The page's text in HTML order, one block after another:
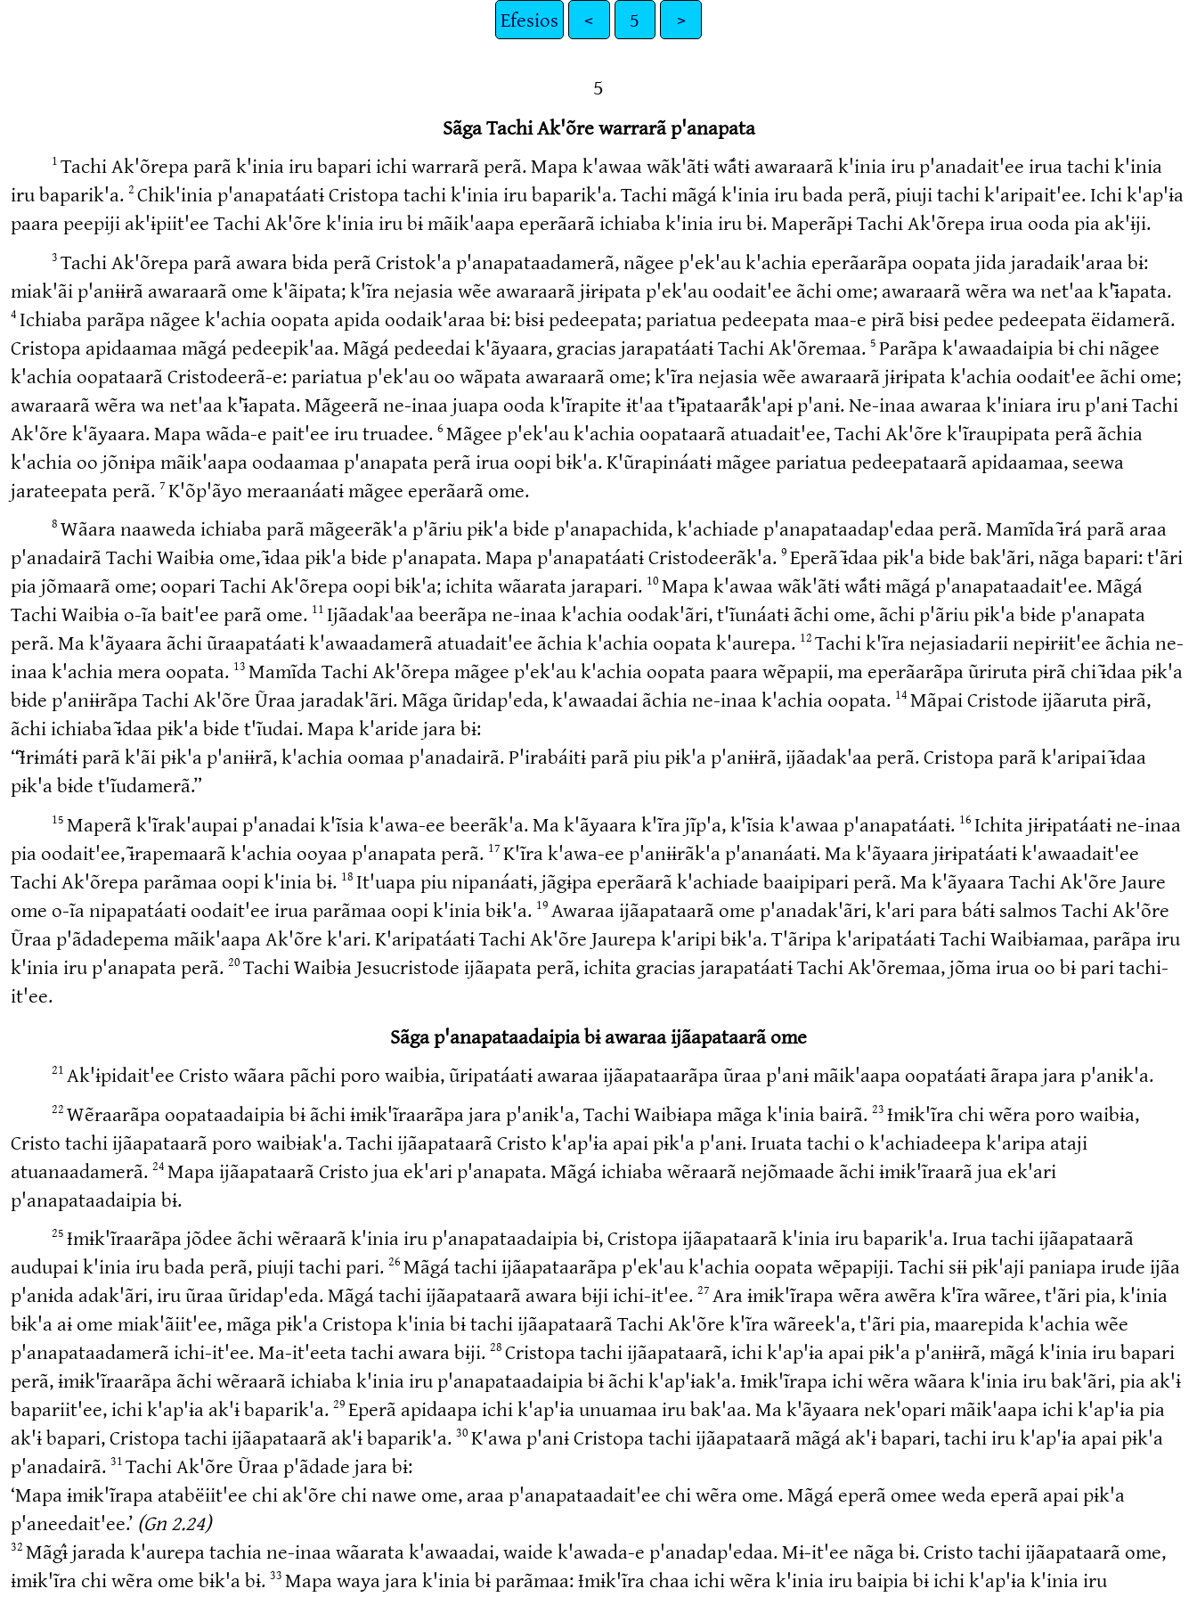
Efesios < 5 >
5
Sãga Tachi Ak'õre warrarã p'anapata
1 Tachi Ak'õrepa parã k'inia iru bapari ichi warrarã perã. Mapa k'awaa wãk'ãtɨ wã́tɨ awaraarã k'inia iru p'anadait'ee irua tachi k'inia
iru baparik'a. 2 Chik'inia p'anapatáatɨ Cristopa tachi k'inia iru baparik'a. Tachi mãgá k'inia iru bada perã, piuji tachi k'aripait'ee. Ichi k'ap'ɨa
paara peepiji ak'ɨpiit'ee Tachi Ak'õre k'inia iru bɨ mãik'aapa eperãarã ichiaba k'inia iru bɨ. Maperãpɨ Tachi Ak'õrepa irua ooda pia ak'ɨji.
3 Tachi Ak'õrepa parã awara bɨda perã Cristok'a p'anapataadamerã, nãgee p'ek'au k'achia eperãarãpa oopata jida jaradaik'araa bɨ:
miak'ãi p'anɨɨrã awaraarã ome k'ãipata; k'ĩra nejasia wẽe awaraarã jɨrɨpata p'ek'au oodait'ee ãchi ome; awaraarã wẽra wa net'aa k'ɨ̃apata.
4 Ichiaba parãpa nãgee k'achia oopata apida oodaik'araa bɨ: bɨsɨ pedeepata; pariatua pedeepata maa-e pɨrã bɨsɨ pedee pedeepata ëidamerã.
Cristopa apidaamaa mãgá pedeepik'aa. Mãgá pedeedai k'ãyaara, gracias jarapatáatɨ Tachi Ak'õremaa. 5 Parãpa k'awaadaipia bɨ chi nãgee
k'achia oopataarã Cristodeerã-e: pariatua p'ek'au oo wãpata awaraarã ome; k'ĩra nejasia wẽe awaraarã jɨrɨpata k'achia oodait'ee ãchi ome;
awaraarã wẽra wa net'aa k'ɨ̃apata. Mãgeerã ne-inaa juapa ooda k'ĩrapite ɨt'aa t'ɨ̃pataarã́k'apɨ p'anɨ. Ne-inaa awaraa k'iniara iru p'anɨ Tachi
Ak'õre k'ãyaara. Mapa wãda-e pait'ee iru truadee. 6 Mãgee p'ek'au k'achia oopataarã atuadait'ee, Tachi Ak'õre k'ĩraupipata perã ãchia
k'achia oo jõnɨpa mãik'aapa oodaamaa p'anapata perã irua oopi bɨk'a. K'ũrapináatɨ mãgee pariatua pedeepataarã apidaamaa, seewa
jarateepata perã. 7 K'õp'ãyo meraanáatɨ mãgee eperãarã ome.
8 Wãara naaweda ichiaba parã mãgeerãk'a p'ãriu pɨk'a bɨde p'anapachida, k'achiade p'anapataadap'edaa perã. Mamĩda ɨ̃rá parã araa
p'anadairã Tachi Waibɨa ome, ɨ̃daa pɨk'a bɨde p'anapata. Mapa p'anapatáatɨ Cristodeerãk'a. 9 Eperã ɨ̃daa pɨk'a bɨde bak'ãri, nãga bapari: t'ãri
pia jõmaarã ome; oopari Tachi Ak'õrepa oopi bɨk'a; ichita wãarata jarapari. 10 Mapa k'awaa wãk'ãtɨ wã́tɨ mãgá p'anapataadait'ee. Mãgá
Tachi Waibɨa o-ĩa bait'ee parã ome. 11 Ijãadak'aa beerãpa ne-inaa k'achia oodak'ãri, t'ĩunáatɨ ãchi ome, ãchi p'ãriu pɨk'a bɨde p'anapata
perã. Ma k'ãyaara ãchi ũraapatáatɨ k'awaadamerã atuadait'ee ãchia k'achia oopata k'aurepa. 12 Tachi k'ĩra nejasiadarii nepɨrɨit'ee ãchia ne-
inaa k'achia mera oopata. 13 Mamĩda Tachi Ak'õrepa mãgee p'ek'au k'achia oopata paara wẽpapii, ma eperãarãpa ũriruta pɨrã chi ɨ̃daa pɨk'a
bɨde p'anɨɨrãpa Tachi Ak'õre Ũraa jaradak'ãri. Mãga ũridap'eda, k'awaadai ãchia ne-inaa k'achia oopata. 14 Mãpai Cristode ijãaruta pɨrã,
ãchi ichiaba ɨ̃daa pɨk'a bɨde t'ĩudai. Mapa k'aride jara bɨ:
“Ɨ̃rɨmátɨ parã k'ãi pɨk'a p'anɨɨrã, k'achia oomaa p'anadairã. P'irabáitɨ parã piu pɨk'a p'anɨɨrã, ijãadak'aa perã. Cristopa parã k'aripai ɨ̃daa
pɨk'a bɨde t'ĩudamerã.”
15 Maperã k'ĩrak'aupai p'anadai k'ĩsia k'awa-ee beerãk'a. Ma k'ãyaara k'ĩra jĩp'a, k'ĩsia k'awaa p'anapatáatɨ. 16 Ichita jɨrɨpatáatɨ ne-inaa
pia oodait'ee, ɨ̃rapemaarã k'achia ooyaa p'anapata perã. 17 K'ĩra k'awa-ee p'anɨɨrãk'a p'ananáatɨ. Ma k'ãyaara jɨrɨpatáatɨ k'awaadait'ee
Tachi Ak'õrepa parãmaa oopi k'inia bɨ. 18 It'uapa piu nipanáatɨ, jãgɨpa eperãarã k'achiade baaipipari perã. Ma k'ãyaara Tachi Ak'õre Jaure
ome o-ĩa nipapatáatɨ oodait'ee irua parãmaa oopi k'inia bɨk'a. 19 Awaraa ijãapataarã ome p'anadak'ãri, k'ari para bátɨ salmos Tachi Ak'õre
Ũraa p'ãdadepema mãik'aapa Ak'õre k'ari. K'aripatáatɨ Tachi Ak'õre Jaurepa k'aripi bɨk'a. T'ãripa k'aripatáatɨ Tachi Waibɨamaa, parãpa iru
k'inia iru p'anapata perã. 20 Tachi Waibɨa Jesucristode ijãapata perã, ichita gracias jarapatáatɨ Tachi Ak'õremaa, jõma irua oo bɨ pari tachi-
it'ee.
Sãga p'anapataadaipia bɨ awaraa ijãapataarã ome
21 Ak'ɨpidait'ee Cristo wãara pãchi poro waibɨa, ũripatáatɨ awaraa ijãapataarãpa ũraa p'anɨ mãik'aapa oopatáatɨ ãrapa jara p'anɨk'a.
22 Wẽraarãpa oopataadaipia bɨ ãchi ɨmɨk'ĩraarãpa jara p'anɨk'a, Tachi Waibɨapa mãga k'inia bairã. 23 Ɨmɨk'ĩra chi wẽra poro waibɨa,
Cristo tachi ijãapataarã poro waibɨak'a. Tachi ijãapataarã Cristo k'ap'ɨa apai pɨk'a p'anɨ. Iruata tachi o k'achiadeepa k'aripa ataji
atuanaadamerã. 24 Mapa ijãapataarã Cristo jua ek'ari p'anapata. Mãgá ichiaba wẽraarã nejõmaade ãchi ɨmɨk'ĩraarã jua ek'ari
p'anapataadaipia bɨ.
25 Ɨmɨk'ĩraarãpa jõdee ãchi wẽraarã k'inia iru p'anapataadaipia bɨ, Cristopa ijãapataarã k'inia iru baparik'a. Irua tachi ijãapataarã
audupai k'inia iru bada perã, piuji tachi pari. 26 Mãgá tachi ijãapataarãpa p'ek'au k'achia oopata wẽpapiji. Tachi sɨɨ pɨk'aji paniapa irude ijãa
p'anɨda adak'ãri, iru ũraa ũridap'eda. Mãgá tachi ijãapataarã awara bɨji ichi-it'ee. 27 Ara ɨmɨk'ĩrapa wẽra awẽra k'ĩra wãree, t'ãri pia, k'inia
bɨk'a aɨ ome miak'ãiit'ee, mãga pɨk'a Cristopa k'inia bɨ tachi ijãapataarã Tachi Ak'õre k'ĩra wãreek'a, t'ãri pia, maarepida k'achia wẽe
p'anapataadamerã ichi-it'ee. Ma-it'eeta tachi awara bɨji. 28 Cristopa tachi ijãapataarã, ichi k'ap'ɨa apai pɨk'a p'anɨɨrã, mãgá k'inia iru bapari
perã, ɨmɨk'ĩraarãpa ãchi wẽraarã ichiaba k'inia iru p'anapataadaipia bɨ ãchi k'ap'ɨak'a. Ɨmɨk'ĩrapa ichi wẽra wãara k'inia iru bak'ãri, pia ak'ɨ
bapariit'ee, ichi k'ap'ɨa ak'ɨ baparik'a. 29 Eperã apidaapa ichi k'ap'ɨa unuamaa iru bak'aa. Ma k'ãyaara nek'opari mãik'aapa ichi k'ap'ɨa pia
ak'ɨ bapari, Cristopa tachi ijãapataarã ak'ɨ baparik'a. 30 K'awa p'anɨ Cristopa tachi ijãapataarã mãgá ak'ɨ bapari, tachi iru k'ap'ɨa apai pɨk'a
p'anadairã. 31 Tachi Ak'õre Ũraa p'ãdade jara bɨ:
‘Mapa ɨmɨk'ĩrapa atabëiit'ee chi ak'õre chi nawe ome, araa p'anapataadait'ee chi wẽra ome. Mãgá eperã omee weda eperã apai pɨk'a
p'aneedait'ee.’ (Gn 2.24)
32 Mãgɨ́ jarada k'aurepa tachia ne-inaa wãarata k'awaadai, waide k'awada-e p'anadap'edaa. Mɨ-it'ee nãga bɨ. Cristo tachi ijãapataarã ome,
ɨmɨk'ĩra chi wẽra ome bɨk'a bɨ. 33 Mapa waya jara k'inia bɨ parãmaa: Ɨmɨk'ĩra chaa ichi wẽra k'inia iru baipia bɨ ichi k'ap'ɨa k'inia iru